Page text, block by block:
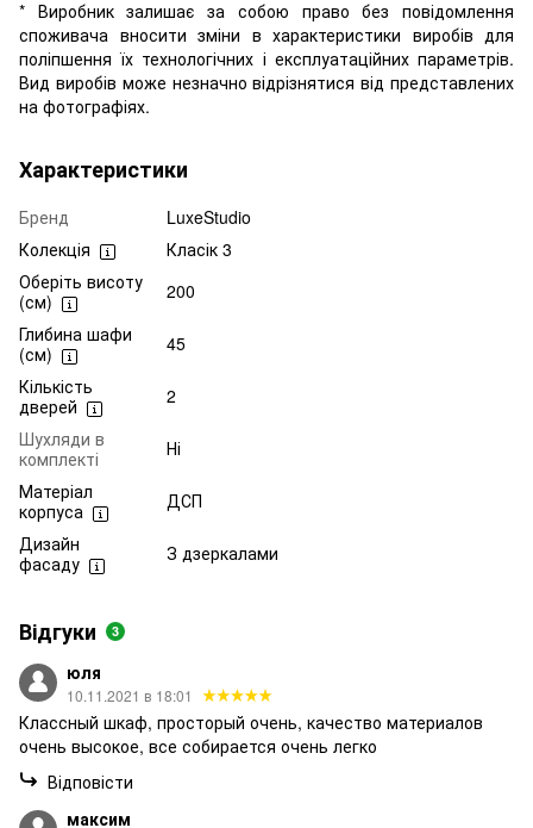
* Виробник залишає за собою право без повідомлення
споживача вносити зміни в характеристики виробів для
поліпшення їх технологічних і експлуатаційних параметрів.
Вид виробів може незначно відрізнятися від представлених
на фотографіях.
Характеристики
Бренд
LuxeStudio
Колекція
Класік 3
Оберіть висоту
(см)
200
Глибина шафи
(см)
45
Кількість
дверей
2
Шухляди в
комплекті
Ні
Матеріал
корпуса
ДСП
Дизайн
фасаду
З дзеркалами
Відгуки 3
юля
10.11.2021 в 18:01
Классный шкаф, просторый очень, качество материалов
очень высокое, все собирается очень легко
Відповісти
максим